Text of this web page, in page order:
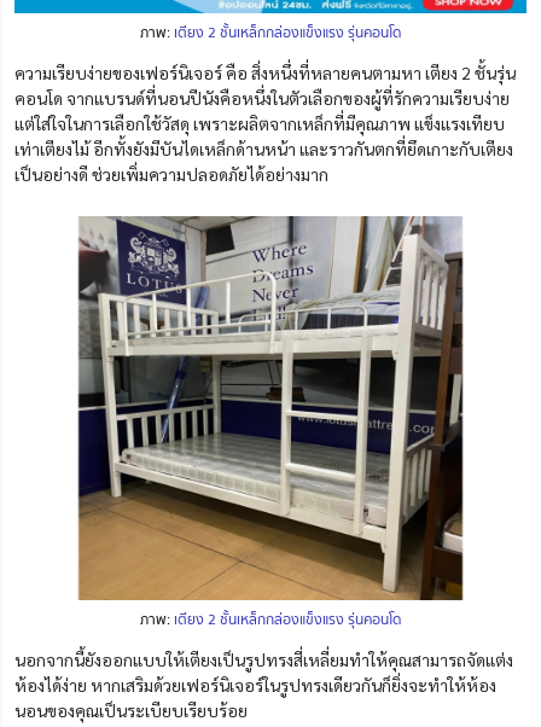
ภาพ: เตียง 2 ชั้นเหล็กกล่องแข็งแรง รุ่นคอนโด
ความเรียบง่ายของเฟอร์นิเจอร์ คือ สิ่งหนึ่งที่หลายคนตามหา เตียง 2 ชั้นรุ่น
คอนโด จากแบรนด์ที่นอนปีนังคือหนึ่งในตัวเลือกของผู้ที่รักความเรียบง่าย
แต่ใส่ใจในการเลือกใช้วัสดุ เพราะผลิตจากเหล็กที่มีคุณภาพ แข็งแรงเทียบ
เท่าเตียงไม้ อีกทั้งยังมีบันไดเหล็กด้านหน้า และราวกันตกที่ยึดเกาะกับเตียง
เป็นอย่างดี ช่วยเพิ่มความปลอดภัยได้อย่างมาก
ภาพ: เตียง 2 ชั้นเหล็กกล่องแข็งแรง รุ่นคอนโด
นอกจากนี้ยังออกแบบให้เตียงเป็นรูปทรงสี่เหลี่ยมทำให้คุณสามารถจัดแต่ง
ห้องได้ง่าย หากเสริมด้วยเฟอร์นิเจอร์ในรูปทรงเดียวกันก็ยิ่งจะทำให้ห้อง
นอนของคุณเป็นระเบียบเรียบร้อย